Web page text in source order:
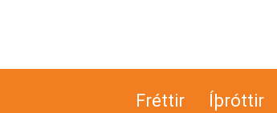
Fréttir Íþróttir